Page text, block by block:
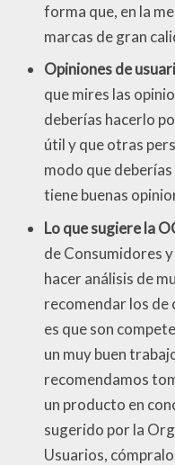
forma que, en la
marcas de gran
Opiniones de
que mires las
deberías hacerlo
útil y que otras
modo que
tiene buenas
Lo que sugiere la
de Consumidores
hacer análisis de
recomendar los de
es que son
un muy buen
recomendamos
un producto en
sugerido por la
Usuarios,